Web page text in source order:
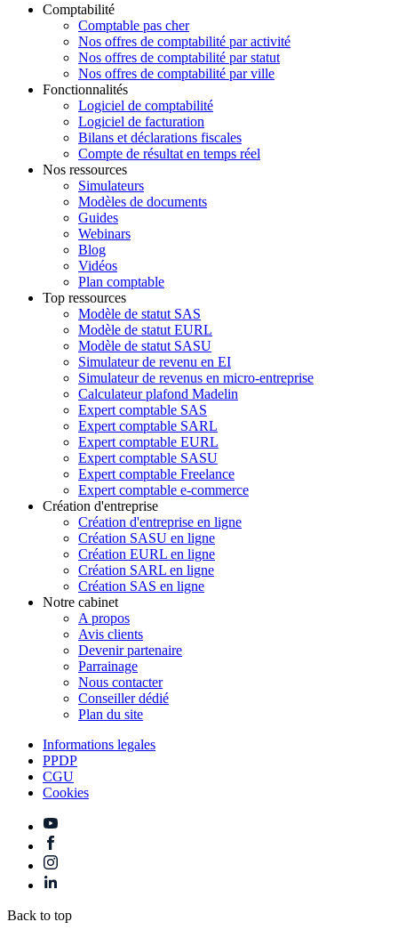
Comptabilité
Comptable pas cher
Nos offres de comptabilité par activité
Nos offres de comptabilité par statut
Nos offres de comptabilité par ville
Fonctionnalités
Logiciel de comptabilité
Logiciel de facturation
Bilans et déclarations fiscales
Compte de résultat en temps réel
Nos ressources
Simulateurs
Modèles de documents
Guides
Webinars
Blog
Vidéos
Plan comptable
Top ressources
Modèle de statut SAS
Modèle de statut EURL
Modèle de statut SASU
Simulateur de revenu en EI
Simulateur de revenus en micro-entreprise
Calculateur plafond Madelin
Expert comptable SAS
Expert comptable SARL
Expert comptable EURL
Expert comptable SASU
Expert comptable Freelance
Expert comptable e-commerce
Création d'entreprise
Création d'entreprise en ligne
Création SASU en ligne
Création EURL en ligne
Création SARL en ligne
Création SAS en ligne
Notre cabinet
A propos
Avis clients
Devenir partenaire
Parrainage
Nous contacter
Conseiller dédié
Plan du site
Informations legales
PPDP
CGU
Cookies
Back to top